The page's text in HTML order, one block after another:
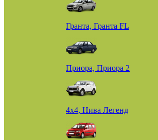
Гранта, Гранта FL
Приора, Приора 2
4х4, Нива Легенд